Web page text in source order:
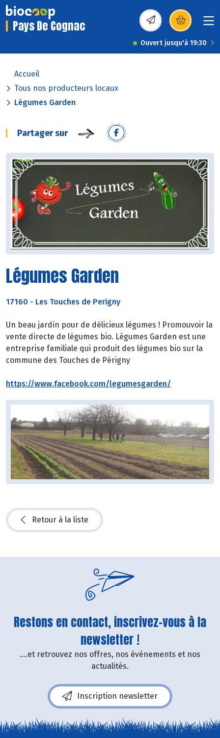
Pays De Cognac (s’ouvre dans une
Ouvert jusqu'à 19:30
Accueil
Tous nos producteurs locaux
Légumes Garden
Partager sur
Légumes Garden
17160 - Les Touches de Perigny
Un beau jardin pour de délicieux légumes ! Promouvoir la
vente directe de légumes bio. Légumes Garden est une
entreprise familiale qui produit des légumes bio sur la
commune des Touches de Périgny
https://www.facebook.com/legumesgarden/
Retour à la liste
Restons en contact, inscrivez-vous à la
newsletter !
....et retrouvez nos offres, nos événements et nos
actualités.
Inscription newsletter